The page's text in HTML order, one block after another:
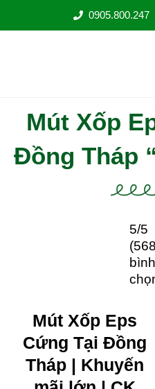
0905.800.247
Mút Xốp
Đồng Tháp
5/
bình
Mút Xốp Eps
Cứng Tại Đồng
Tháp | Khuyến